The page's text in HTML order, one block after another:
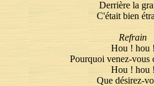
Derrière la
C'était bien
Refrain
Hou ! hou !
Pourquoi venez-vous
Hou ! hou !
Que désirez-